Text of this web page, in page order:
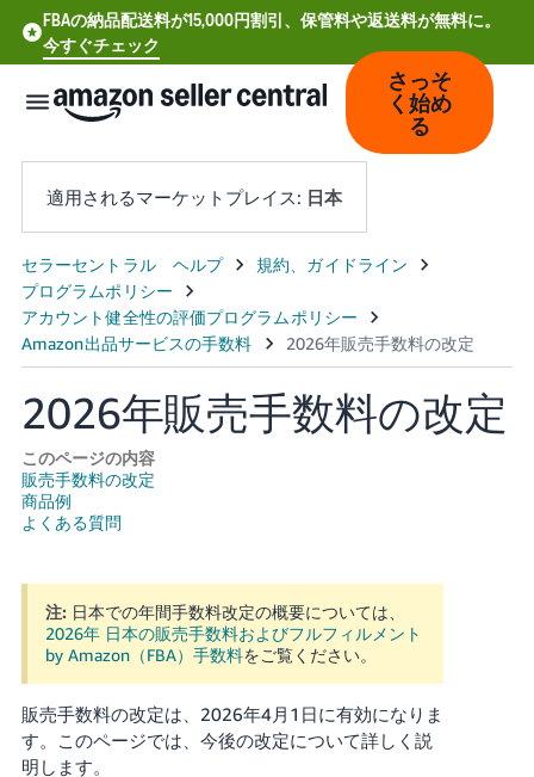
FBAの納品配送料が15,000円割引、保管料や返送料が無料に。
今すぐチェック
日
中
文
-
CN
Deutsch
- DE
Español
- ES
Français
- FR
Italiano
- IT
한
さっそ
く始め
る
適用されるマーケットプレイス: 日本
2026年販売手数料の改定
このページの内容
販売手数料の改定
商品例
よくある質問
注: 日本での年間手数料改定の概要については、
2026年 日本の販売手数料およびフルフィルメント
by Amazon（FBA）手数料をご覧ください。
販売手数料の改定は、2026年4月1日に有効になりま
す。このページでは、今後の改定について詳しく説
明します。